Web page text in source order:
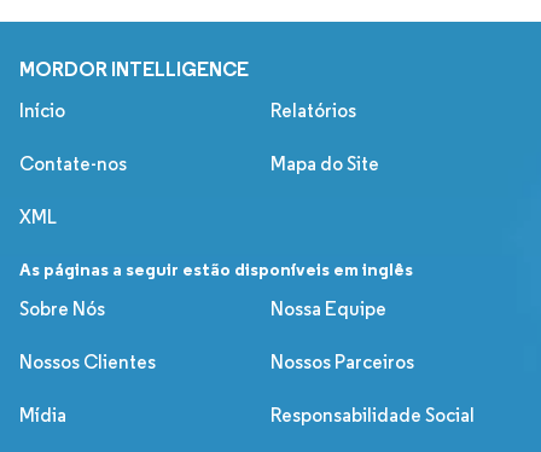
MORDOR INTELLIGENCE
Início Relatórios
Contate-nos Mapa do Site
XML
As páginas a seguir estão disponíveis em inglês
Sobre Nós
Nossa Equipe
Nossos Clientes Nossos Parceiros
Mídia Responsabilidade Social